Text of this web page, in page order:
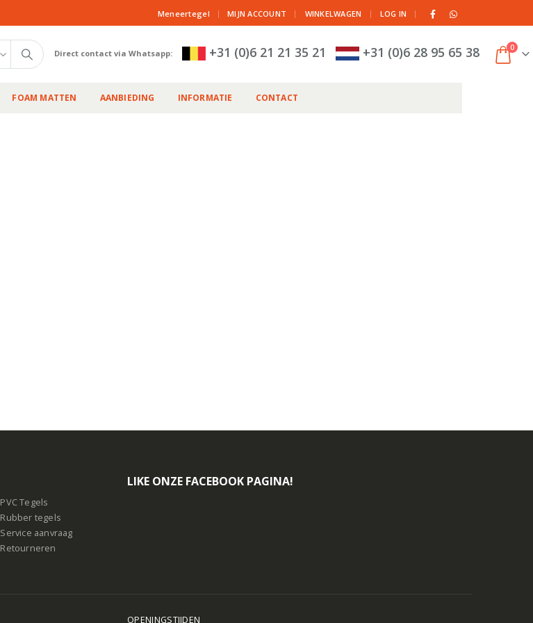
Meneertegel | MIJN ACCOUNT WINKELWAGEN LOG IN |
Direct contact via Whatsapp: +31 (0)6 21 21 35 21 +31 (0)6 28 95 65 38 0
FOAM MATTEN AANBIEDING INFORMATIE CONTACT
PVC Tegels
Rubber tegels
Service aanvraag
Retourneren
LIKE ONZE FACEBOOK PAGINA!
OPENINGSTIJDEN